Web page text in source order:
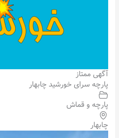
آگهی ممتاز
پارچه سرای خورشید چابهار
پارچه و قماش
چابهار